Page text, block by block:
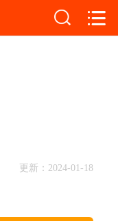
更新：2024-01-18